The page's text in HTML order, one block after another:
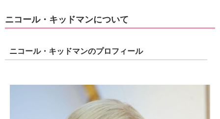
ニコール・キッドマンについて
ニコール・キッドマンのプロフィール